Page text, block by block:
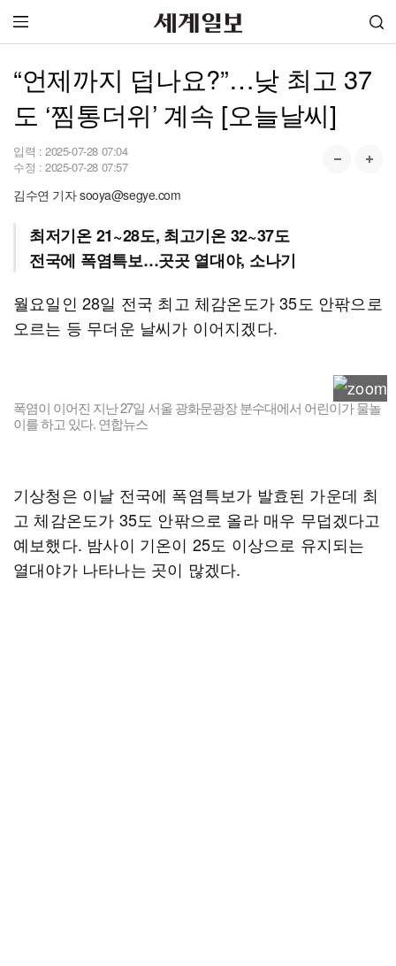
“언제까지 덥나요?”…낮 최고 37
도 ‘찜통더위’ 계속 [오늘날씨]
입력 : 2025-07-28 07:04
수정 : 2025-07-28 07:57
김수연 기자 sooya@segye.com
최저기온 21~28도, 최고기온 32~37도
전국에 폭염특보…곳곳 열대야, 소나기
월요일인 28일 전국 최고 체감온도가 35도 안팎으로
오르는 등 무더운 날씨가 이어지겠다.
폭염이 이어진 지난 27일 서울 광화문광장 분수대에서 어린이가 물놀
이를 하고 있다. 연합뉴스
기상청은 이날 전국에 폭염특보가 발효된 가운데 최
고 체감온도가 35도 안팎으로 올라 매우 무덥겠다고
예보했다. 밤사이 기온이 25도 이상으로 유지되는
열대야가 나타나는 곳이 많겠다.